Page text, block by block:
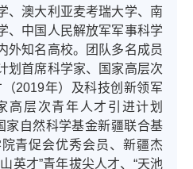
、澳大利亚麦考瑞大学、南
、中国人民解放军军事科学
外知名高校。团队多名成员
划首席科学家、国家高层次
2019年）及科技创新领军
高层次青年人才引进计划
家自然科学基金新疆联合基
青促会优秀会员、新疆杰
英才”青年拔尖人才、“天池